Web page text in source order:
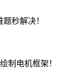
秒解决！
制电机框架！